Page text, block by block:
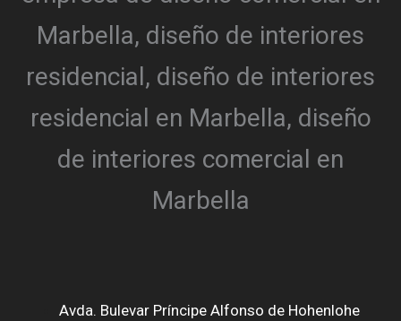
Avda. Bulevar Príncipe Alfonso de Hohenlohe